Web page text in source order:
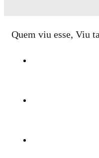
Quem viu esse, Viu